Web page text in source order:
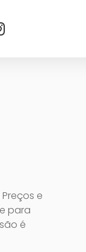
e
para
é